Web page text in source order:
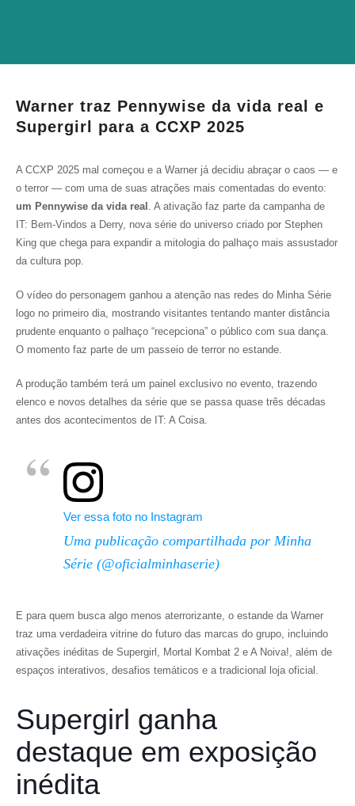
Warner traz Pennywise da vida real e
Supergirl para a CCXP 2025
A CCXP 2025 mal começou e a Warner já decidiu abraçar o caos — e
o terror — com uma de suas atrações mais comentadas do evento:
um Pennywise da vida real . A ativação faz parte da campanha de
IT: Bem-Vindos a Derry, nova série do universo criado por Stephen
King que chega para expandir a mitologia do palhaço mais assustador
da cultura pop.
O vídeo do personagem ganhou a atenção nas redes do Minha Série
logo no primeiro dia, mostrando visitantes tentando manter distância
prudente enquanto o palhaço “recepciona” o público com sua dança.
O momento faz parte de um passeio de terror no estande.
A produção também terá um painel exclusivo no evento, trazendo
elenco e novos detalhes da série que se passa quase três décadas
antes dos acontecimentos de IT: A Coisa.
Ver essa foto no Instagram
Uma publicação compartilhada por Minha
Série (@oficialminhaserie)
E para quem busca algo menos aterrorizante, o estande da Warner
traz uma verdadeira vitrine do futuro das marcas do grupo, incluindo
ativações inéditas de Supergirl, Mortal Kombat 2 e A Noiva!, além de
espaços interativos, desafios temáticos e a tradicional loja oficial.
Supergirl ganha
destaque em exposição
inédita